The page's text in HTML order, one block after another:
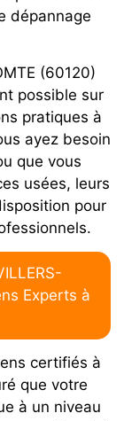
dépannage
(60120)
possible sur
pratiques à
ayez besoin
que vous
usées, leurs
pour
Experts à
certifiés à
que votre
à un niveau